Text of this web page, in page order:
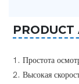
PRODUCT
1. Простота
2. Высокая